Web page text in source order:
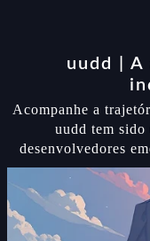
uudd | A
Acompanhe a
uudd tem sido
desenvolvedores